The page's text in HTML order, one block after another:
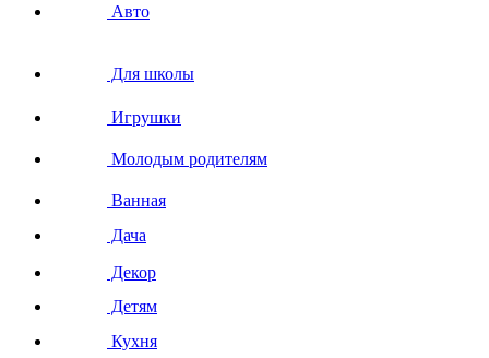
Авто
Для школы
Игрушки
Молодым родителям
Ванная
Дача
Декор
Детям
Кухня